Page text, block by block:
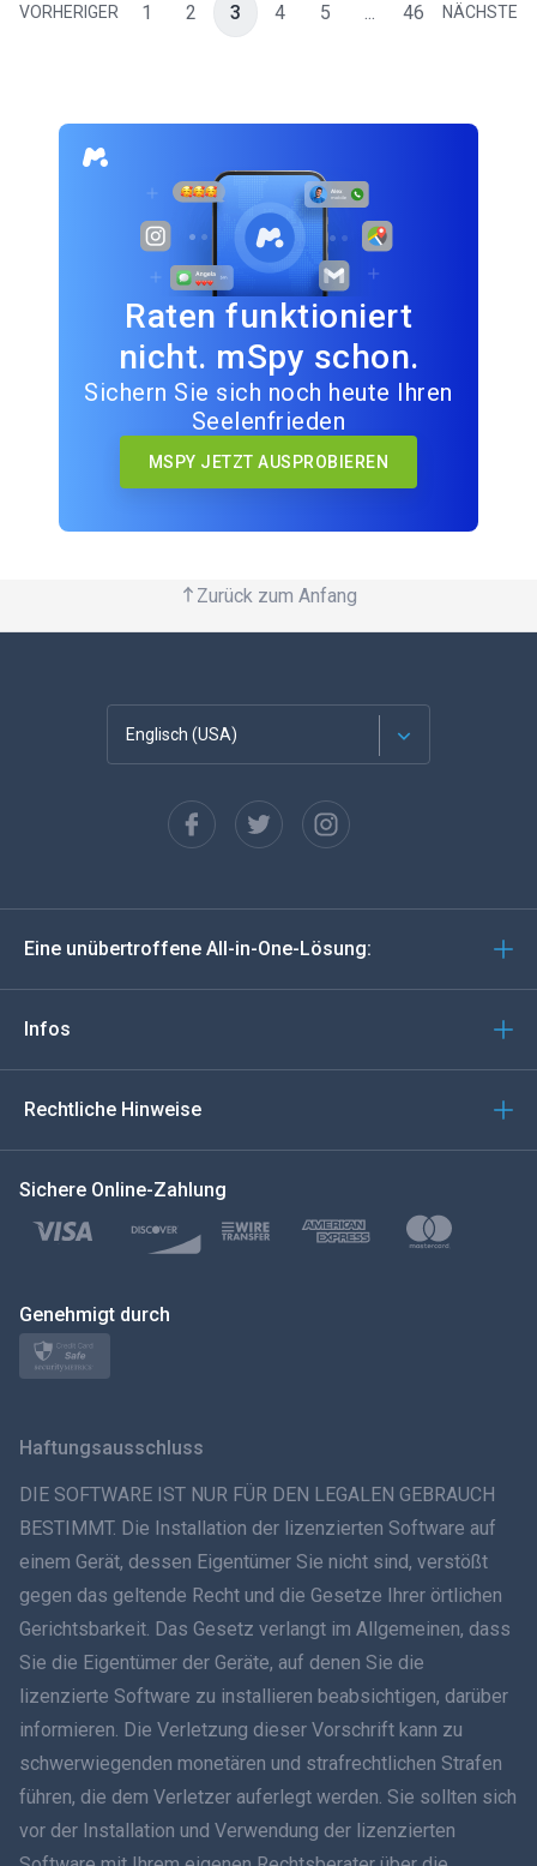
VORHERIGER 1 2 3 4 5 ... 46 NÄCHSTE
Raten funktioniert
nicht. mSpy schon.
Sichern Sie sich noch heute Ihren
Seelenfrieden
MSPY JETZT AUSPROBIEREN
Zurück zum Anfang
Englisch (USA)
Español
Deutsch
Türkçe
Polski
日本
ภาษาไทย
Dansk
हिंदी
עברית
Română
Eine unübertroffene All-in-One-Lösung:
Infos
Rechtliche Hinweise
Sichere Online-Zahlung
Genehmigt durch
Haftungsausschluss
DIE SOFTWARE IST NUR FÜR DEN LEGALEN GEBRAUCH
BESTIMMT. Die Installation der lizenzierten Software auf
einem Gerät, dessen Eigentümer Sie nicht sind, verstößt
gegen das geltende Recht und die Gesetze Ihrer örtlichen
Gerichtsbarkeit. Das Gesetz verlangt im Allgemeinen, dass
Sie die Eigentümer der Geräte, auf denen Sie die
lizenzierte Software zu installieren beabsichtigen, darüber
informieren. Die Verletzung dieser Vorschrift kann zu
schwerwiegenden monetären und strafrechtlichen Strafen
führen, die dem Verletzer auferlegt werden. Sie sollten sich
vor der Installation und Verwendung der lizenzierten